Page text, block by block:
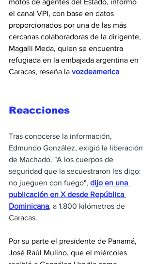
motos de agentes del Estado, informó
el canal VPI, con base en datos
proporcionados por una de las más
cercanas colaboradoras de la dirigente,
Magalli Meda, quien se encuentra
refugiada en la embajada argentina en
Caracas, reseña la vozdeamerica
Reacciones
Tras conocerse la información,
Edmundo González, exigió la liberación
de Machado. "A los cuerpos de
seguridad que la secuestraron les digo:
no jueguen con fuego", dijo en una
publicación en X desde República
Dominicana, a 1.800 kilómetros de
Caracas.
Por su parte el presidente de Panamá,
José Raúl Mulino, que el miércoles